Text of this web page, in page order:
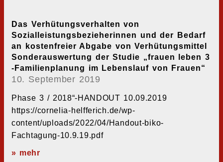
Das Verhütungsverhalten von
Sozialleistungsbezieherinnen und der Bedarf
an kostenfreier Abgabe von Verhütungsmittel
Sonderauswertung der Studie „frauen leben 3
-Familienplanung im Lebenslauf von Frauen“
10. September 2019
Phase 3 / 2018“-HANDOUT 10.09.2019
https://cornelia-helfferich.de/wp-
content/uploads/2022/04/Handout-biko-
Fachtagung-10.9.19.pdf
» mehr